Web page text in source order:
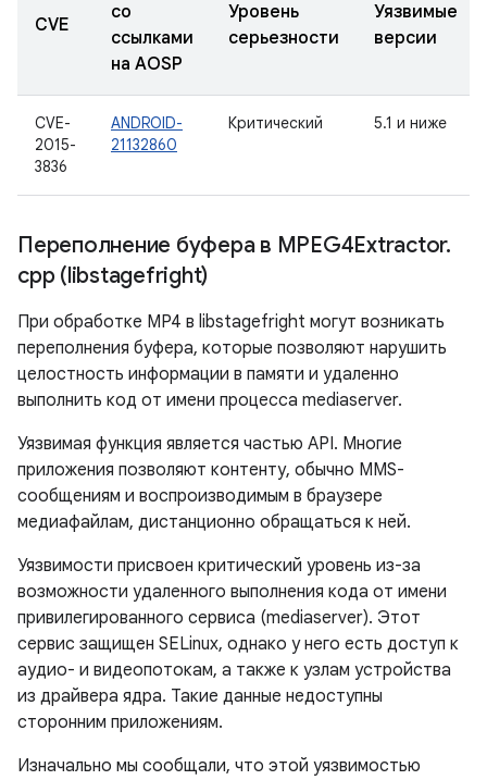
CVE
со
ссылками
на AOSP
Уровень
серьезности
Уязвимые
версии
CVE-
2015-
3836
ANDROID-
21132860
Критический 5.1 и ниже
Переполнение буфера в MPEG4Extractor.
cpp (libstagefright)
При обработке MP4 в libstagefright могут возникать
переполнения буфера, которые позволяют нарушить
целостность информации в памяти и удаленно
выполнить код от имени процесса mediaserver.
Уязвимая функция является частью API. Многие
приложения позволяют контенту, обычно MMS-
сообщениям и воспроизводимым в браузере
медиафайлам, дистанционно обращаться к ней.
Уязвимости присвоен критический уровень из-за
возможности удаленного выполнения кода от имени
привилегированного сервиса (mediaserver). Этот
сервис защищен SELinux, однако у него есть доступ к
аудио- и видеопотокам, а также к узлам устройства
из драйвера ядра. Такие данные недоступны
сторонним приложениям.
Изначально мы сообщали, что этой уязвимостью